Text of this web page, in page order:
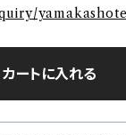
カートに入れる